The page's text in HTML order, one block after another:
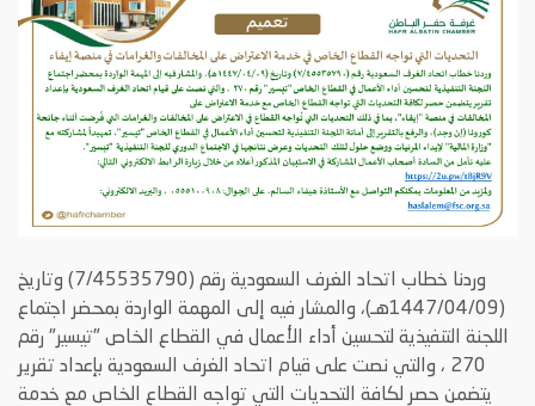
وردنا خطاب اتحاد الغرف السعودية رقم (7/45535790)
وتاريخ
(1447/04/09هـ )، والمشار فيه إلى المهمة
الواردة بمحضر اجتماع
اللجنة التنفيذية لتحسين أداء الأعمال في القطاع الخاص "تيسير" رقم
270 ، والتي
نصت على قيام اتحاد الغرف السعودية بإعداد تقرير
يتضمن حصر لكافة التحديات التي تواجه القطاع الخاص مع خدمة